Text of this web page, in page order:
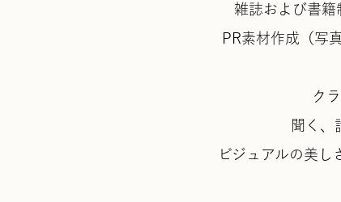
雑誌および書籍
PR素材作成（写
ク
聞く、
ビジュアルの美し